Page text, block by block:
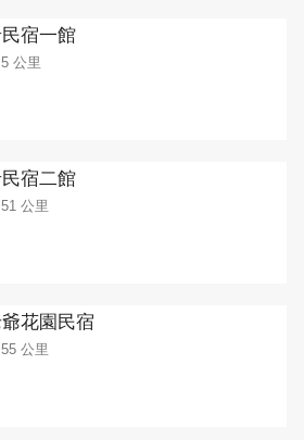
宿一館
公里
宿二館
公里
花園民宿
公里